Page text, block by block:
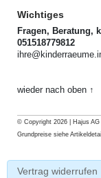
Wichtiges
Fragen, Beratung,
051518779812
wieder nach oben ↑
© Copyright 2026 | Hajus AG
Grundpreise siehe
Vertrag widerrufen